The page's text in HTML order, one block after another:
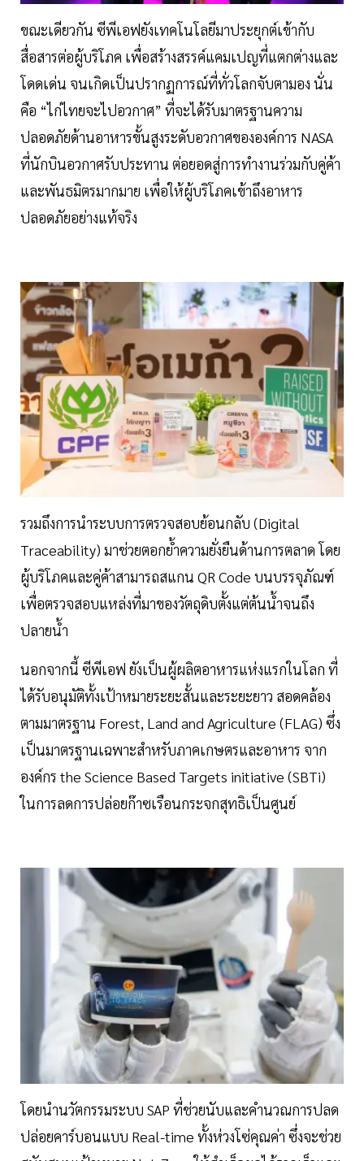
ขณะเดียวกัน ซีพีเอฟยังเทคโนโลยีมาประยุกต์เข้ากับ
สื่อสารต่อผู้บริโภค เพื่อสร้างสรรค์แคมเปญที่แตกต่างและ
โดดเด่น จนเกิดเป็นปรากฏการณ์ที่ทั่วโลกจับตามอง นั่น
คือ “ไก่ไทยจะไปอวกาศ” ที่จะได้รับมาตรฐานความ
ปลอดภัยด้านอาหารขั้นสูงระดับอวกาศขององค์การ NASA
ที่นักบินอวกาศรับประทาน ต่อยอดสู่การทำงานร่วมกับคู่ค้า
และพันธมิตรมากมาย เพื่อให้ผู้บริโภคเข้าถึงอาหาร
ปลอดภัยอย่างแท้จริง
รวมถึงการนำระบบการตรวจสอบย้อนกลับ (Digital
Traceability) มาช่วยตอกย้ำความยั่งยืนด้านการตลาด โดย
ผู้บริโภคและคู่ค้าสามารถสแกน QR Code บนบรรจุภัณฑ์
เพื่อตรวจสอบแหล่งที่มาของวัตถุดิบตั้งแต่ต้นน้ำจนถึง
ปลายน้ำ
นอกจากนี้ ซีพีเอฟ ยังเป็นผู้ผลิตอาหารแห่งแรกในโลก ที่
ได้รับอนุมัติทั้งเป้าหมายระยะสั้นและระยะยาว สอดคล้อง
ตามมาตรฐาน Forest, Land and Agriculture (FLAG) ซึ่ง
เป็นมาตรฐานเฉพาะสำหรับภาคเกษตรและอาหาร จาก
องค์กร the Science Based Targets initiative (SBTi)
ในการลดการปล่อยก๊าซเรือนกระจกสุทธิเป็นศูนย์
โดยนำนวัตกรรมระบบ SAP ที่ช่วยนับและคำนวณการปลด
ปล่อยคาร์บอนแบบ Real-time ทั้งห่วงโซ่คุณค่า ซึ่งจะช่วย